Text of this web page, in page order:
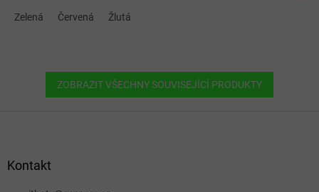
z
Zelená Červená Žlutá
ZOBRAZIT VŠECHNY SOUVISEJÍCÍ PRODUKTY
Kontakt